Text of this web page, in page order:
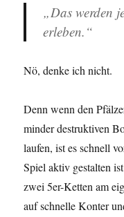
„Das werden
erleben.“
Nö, denke ich nicht.
Denn wenn den
minder destruktiven
laufen, ist es schnell
Spiel aktiv gestalten
zwei 5er-Ketten am
auf schnelle Konter